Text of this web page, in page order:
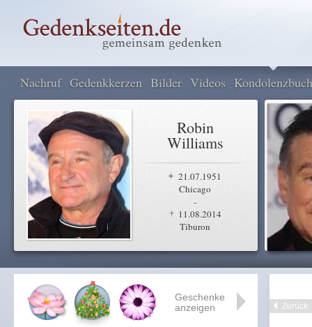
Nachruf Gedenkkerzen Bilder Videos Kondolenzbuch
Robin
Williams
21.07.1951
Chicago
-
11.08.2014
Tiburon
Zurück
Geschenke
anzeigen